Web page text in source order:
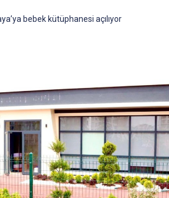
bebek kütüphanesi açılıyor